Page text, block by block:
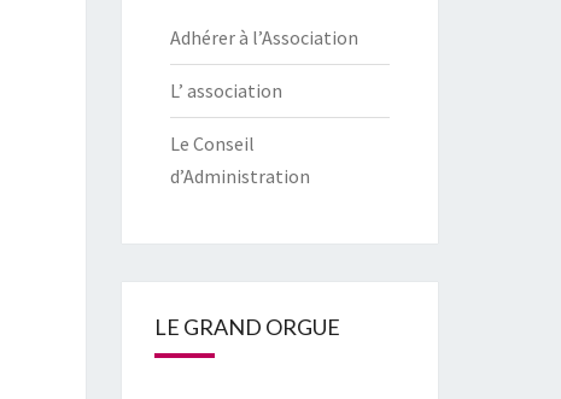
Adhérer à l’Association
L’ association
Le Conseil
d’Administration
LE GRAND ORGUE